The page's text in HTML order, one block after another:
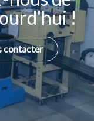
!
contacter